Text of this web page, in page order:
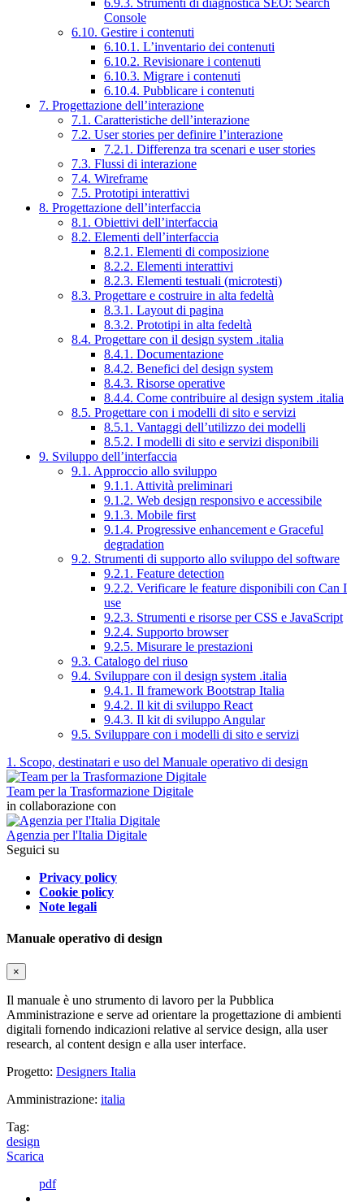
Console
6.10. Gestire i contenuti
6.10.1. L’inventario dei contenuti
6.10.2. Revisionare i contenuti
6.10.3. Migrare i contenuti
6.10.4. Pubblicare i contenuti
7. Progettazione dell’interazione
7.1. Caratteristiche dell’interazione
7.2. User stories per definire l’interazione
7.2.1. Differenza tra scenari e user stories
7.3. Flussi di interazione
7.4. Wireframe
7.5. Prototipi interattivi
8. Progettazione dell’interfaccia
8.1. Obiettivi dell’interfaccia
8.2. Elementi dell’interfaccia
8.2.1. Elementi di composizione
8.2.2. Elementi interattivi
8.2.3. Elementi testuali (microtesti)
8.3. Progettare e costruire in alta fedeltà
8.3.1. Layout di pagina
8.3.2. Prototipi in alta fedeltà
8.4. Progettare con il design system .italia
8.4.1. Documentazione
8.4.2. Benefici del design system
8.4.3. Risorse operative
8.4.4. Come contribuire al design system .italia
8.5. Progettare con i modelli di sito e servizi
8.5.1. Vantaggi dell’utilizzo dei modelli
8.5.2. I modelli di sito e servizi disponibili
9. Sviluppo dell’interfaccia
9.1. Approccio allo sviluppo
9.1.1. Attività preliminari
9.1.2. Web design responsivo e accessibile
9.1.3. Mobile first
9.1.4. Progressive enhancement e Graceful
degradation
9.2. Strumenti di supporto allo sviluppo del software
9.2.1. Feature detection
9.2.2. Verificare le feature disponibili con Can I
use
9.2.3. Strumenti e risorse per CSS e JavaScript
9.2.4. Supporto browser
9.2.5. Misurare le prestazioni
9.3. Catalogo del riuso
9.4. Sviluppare con il design system .italia
9.4.1. Il framework Bootstrap Italia
9.4.2. Il kit di sviluppo React
9.4.3. Il kit di sviluppo Angular
9.5. Sviluppare con i modelli di sito e servizi
1. Scopo, destinatari e uso del Manuale operativo di design
Team per la Trasformazione Digitale
in collaborazione con
Agenzia per l'Italia Digitale
Seguici su
Privacy policy
Cookie policy
Note legali
Manuale operativo di design
×
Il manuale è uno strumento di lavoro per la Pubblica
Amministrazione e serve ad orientare la progettazione di ambienti
digitali fornendo indicazioni relative al service design, alla user
research, al content design e alla user interface.
Progetto: Designers Italia
Amministrazione: italia
Tag:
design
Scarica
pdf